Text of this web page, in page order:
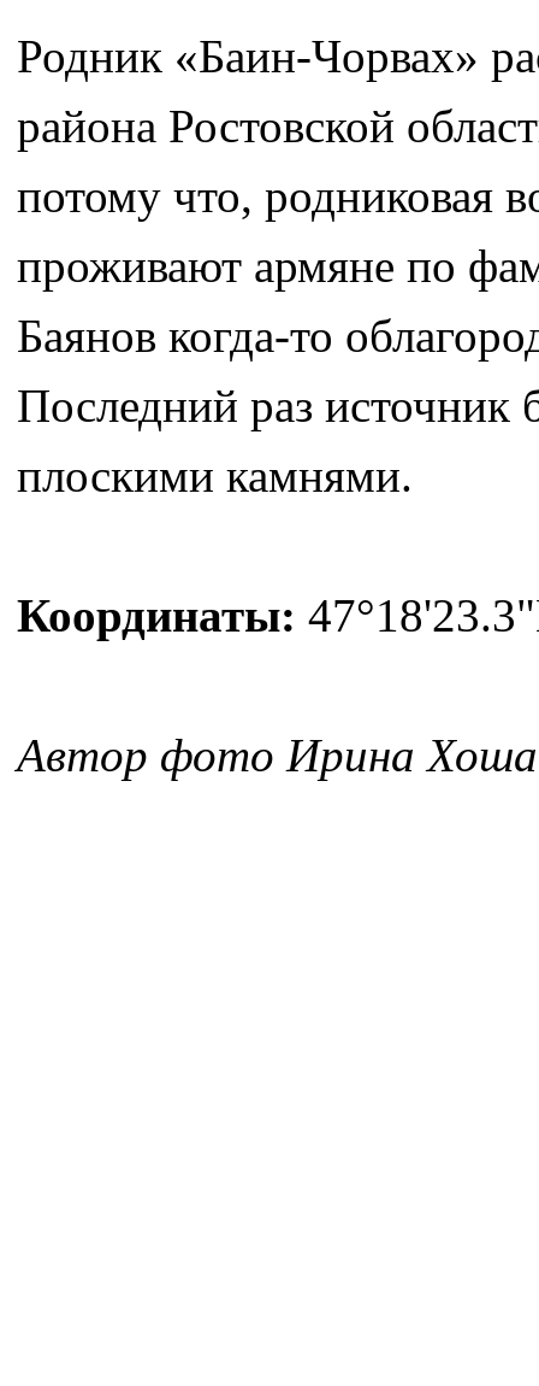
Родник «Баин-Чорвах»
района Ростовской
потому что, родниковая
проживают армяне по
Баянов когда-то
Последний раз источник
плоскими камнями.
Координаты:
Автор фото Ирина